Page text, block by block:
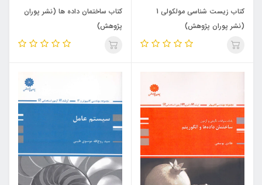
کتاب زیست شناسی مولکولی 1
(نشر پوران پژوهش)
کتاب ساختمان داده ها (نشر پوران
پژوهش)